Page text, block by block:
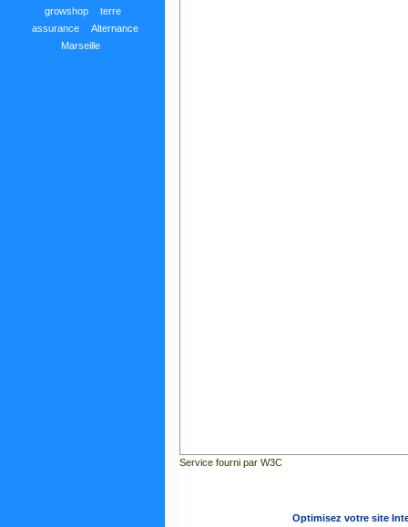
growshop
terre
assurance
Alternance
Marseille
Service fourni par W3C
Optimisez votre site